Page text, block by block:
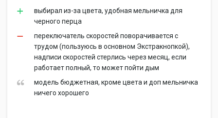
выбирал из-за цвета, удобная мельничка для
черного перца
переключатель скоростей поворачивается с
трудом (пользуюсь в основном Экстракнопкой),
надписи скоростей стерлись через месяц, если
работает полный, то может пойти дым
модель бюджетная, кроме цвета и доп мельничка
ничего хорошего